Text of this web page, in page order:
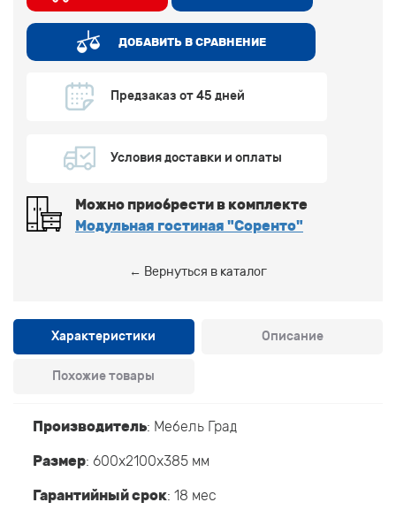
ДОБАВИТЬ В СРАВНЕНИЕ
Предзаказ от 45 дней
Условия доставки и оплаты
Можно приобрести в комплекте
Модульная гостиная "Соренто"
← Вернуться в каталог
Характеристики Описание
Похожие товары
Производитель: Мебель Град
Размер: 600x2100x385 мм
Гарантийный срок: 18 мес